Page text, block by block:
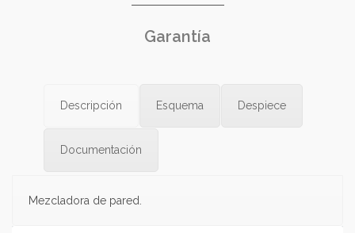
Garantía
Descripción Esquema Despiece
Documentación
Mezcladora de pared.